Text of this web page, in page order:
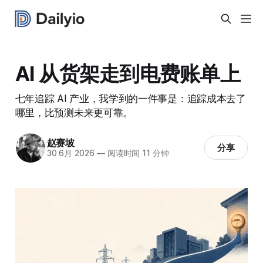
AI 从货架走到电费账单上
七年追踪 AI 产业，我学到的一件事是：追踪成本去了
哪里，比预测未来更可靠。
赵赛坡
30 6月 2026 —阅读时间 11 分钟 分享